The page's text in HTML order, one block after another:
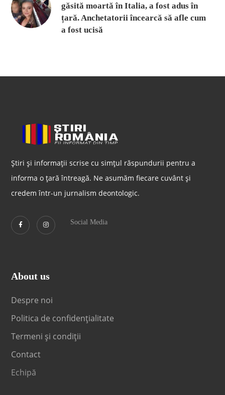
găsită moartă în Italia, a fost adus în
țară. Anchetatorii încearcă să afle cum
a fost ucisă
Știri și informații scrise cu simțul răspundurii pentru a
informa o țară întreagă. Ne asumăm fiecare cuvânt și
credem într-un jurnalism deontologic.
Social Media
About us
Despre noi
Politica de confidențialitate
Termeni și condiții
Contact
Echipă